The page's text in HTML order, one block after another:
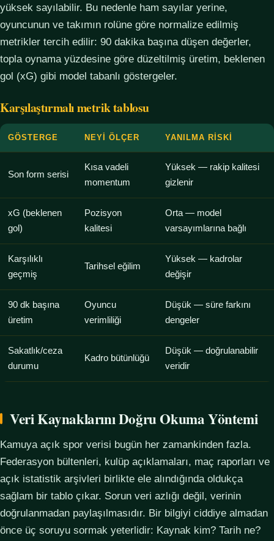
yüksek sayılabilir. Bu nedenle ham sayılar yerine,
oyuncunun ve takımın rolüne göre normalize edilmiş
metrikler tercih edilir: 90 dakika başına düşen değerler,
topla oynama yüzdesine göre düzeltilmiş üretim, beklenen
gol (xG) gibi model tabanlı göstergeler.
Karşılaştırmalı metrik tablosu
GÖSTERGE NEYI ÖLÇER YANILMA RISKI
Son form serisi
Kısa vadeli
momentum
Yüksek — rakip kalitesi
gizlenir
xG (beklenen
gol)
Pozisyon
kalitesi
Orta — model
varsayımlarına bağlı
Karşılıklı
geçmiş
Tarihsel eğilim
Yüksek — kadrolar
değişir
90 dk başına
üretim
Oyuncu
verimliliği
Düşük — süre farkını
dengeler
Sakatlık/ceza
durumu
Kadro bütünlüğü
Düşük — doğrulanabilir
veridir
Veri Kaynaklarını Doğru Okuma Yöntemi
Kamuya açık spor verisi bugün her zamankinden fazla.
Federasyon bültenleri, kulüp açıklamaları, maç raporları ve
açık istatistik arşivleri birlikte ele alındığında oldukça
sağlam bir tablo çıkar. Sorun veri azlığı değil, verinin
doğrulanmadan paylaşılmasıdır. Bir bilgiyi ciddiye almadan
önce üç soruyu sormak yeterlidir: Kaynak kim? Tarih ne?